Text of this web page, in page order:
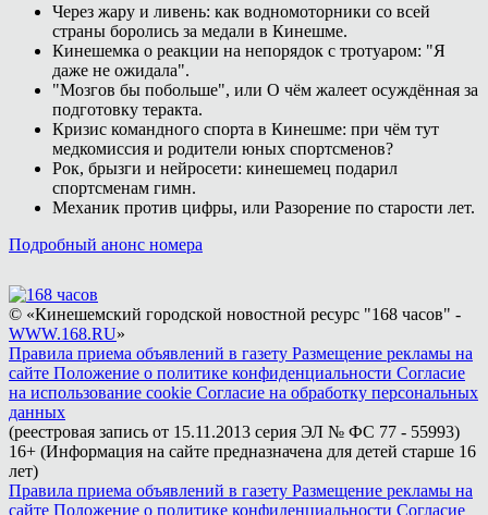
Через жару и ливень: как водномоторники со всей
страны боролись за медали в Кинешме.
Кинешемка о реакции на непорядок с тротуаром: "Я
даже не ожидала".
"Мозгов бы побольше", или О чём жалеет осуждённая за
подготовку теракта.
Кризис командного спорта в Кинешме: при чём тут
медкомиссия и родители юных спортсменов?
Рок, брызги и нейросети: кинешемец подарил
спортсменам гимн.
Механик против цифры, или Разорение по старости лет.
Подробный анонс номера
© «Кинешемский городской новостной ресурс "168 часов" -
WWW.168.RU»
Правила приема объявлений в газету Размещение рекламы на
сайте Положение о политике конфиденциальности Согласие
на использование cookie Согласие на обработку персональных
данных
(реестровая запись от 15.11.2013 серия ЭЛ № ФС 77 - 55993)
16+ (Информация на сайте предназначена для детей старше 16
лет)
Правила приема объявлений в газету Размещение рекламы на
сайте Положение о политике конфиденциальности Согласие